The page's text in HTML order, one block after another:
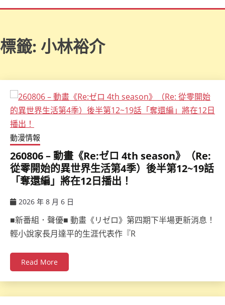
標籤: 小林裕介
動漫情報
260806 – 動畫《Re:ゼロ 4th season》（Re:
從零開始的異世界生活第4季）後半第12~19話
「奪還編」將在12日播出！
2026 年 8 月 6 日
■新番組．聲優■ 動畫《リゼロ》第四期下半場更新消息！
輕小說家長月達平的生涯代表作『R
Read More